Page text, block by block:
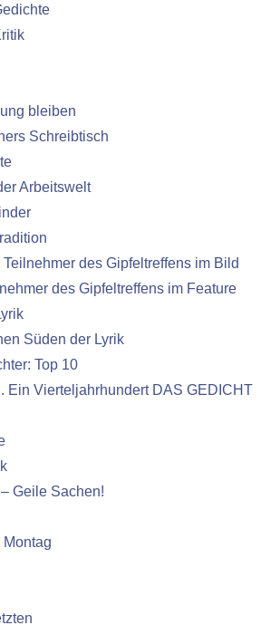
bleiben
Schreibtisch
Arbeitswelt
des Gipfeltreffens im Bild
des Gipfeltreffens im Feature
Süden der Lyrik
Top 10
Ein Vierteljahrhundert DAS GEDICHT
Geile Sachen!
Montag